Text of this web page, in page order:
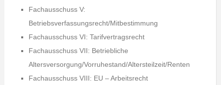
Fachausschuss V:
Betriebsverfassungsrecht/Mitbestimmung
Fachausschuss VI: Tarifvertragsrecht
Fachausschuss VII: Betriebliche
Altersversorgung/Vorruhestand/Altersteilzeit/Renten
Fachausschuss VIII: EU – Arbeitsrecht